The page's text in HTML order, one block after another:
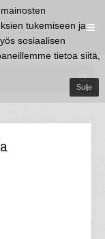
tukemiseen ja
sosiaalisen
tietoa siitä,
Sulje